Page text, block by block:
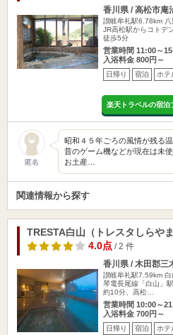
香川県 / 高松市庵
讃岐牟礼駅6.78km
JR高松駅からコトデ
徒歩5分
営業時間 11:00～
入浴料金 800円～
日帰り 宿泊 ホテ
楽天トラベルの宿泊
匿名
昭和４５年ごろの風情が残る
昔のゲーム機などが現在は未
お土産…
関連情報から探す
TRESTA白山（トレスタしらやま
4.0点/ 2 件
香川県 / 木田郡三
讃岐牟礼駅7.59km 白
琴電長尾線「白山」
約10分、高松…
営業時間 10:00～
入浴料金 700円～
日帰り 宿泊 ホテ